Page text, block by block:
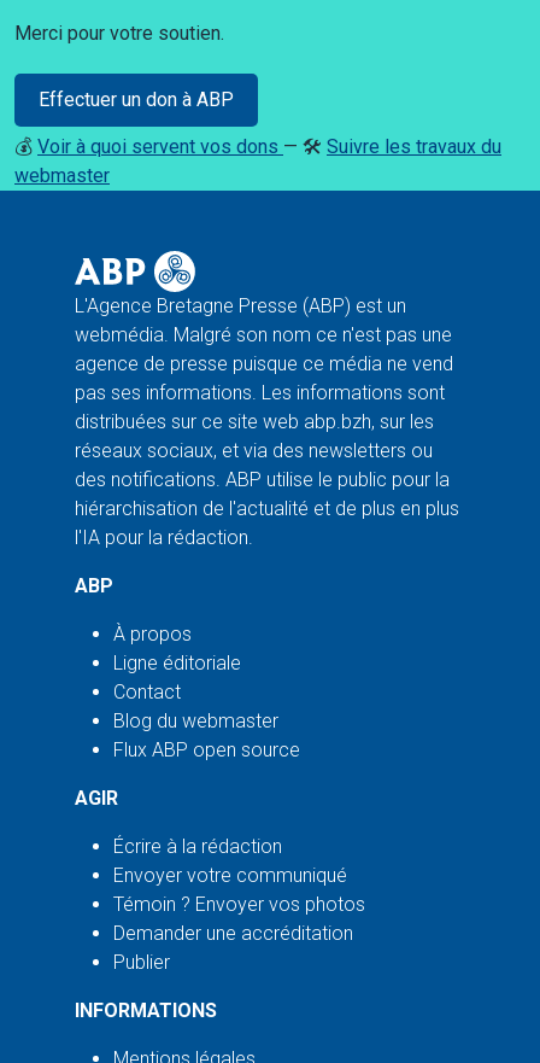
Merci pour votre soutien.
Effectuer un don à ABP
💰 Voir à quoi servent vos dons — 🛠️ Suivre les travaux du
webmaster
L'Agence Bretagne Presse (ABP) est un
webmédia. Malgré son nom ce n'est pas une
agence de presse puisque ce média ne vend
pas ses informations. Les informations sont
distribuées sur ce site web abp.bzh, sur les
réseaux sociaux, et via des newsletters ou
des notifications. ABP utilise le public pour la
hiérarchisation de l'actualité et de plus en plus
l'IA pour la rédaction.
ABP
À propos
Ligne éditoriale
Contact
Blog du webmaster
Flux ABP open source
AGIR
Écrire à la rédaction
Envoyer votre communiqué
Témoin ? Envoyer vos photos
Demander une accréditation
Publier
INFORMATIONS